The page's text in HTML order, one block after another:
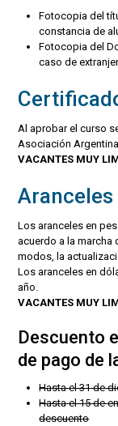
Fotocopia del
constancia de
Fotocopia del
caso de
Al aprobar el curso
Asociación
VACANTES MUY
Aranceles
Los aranceles en
acuerdo a la marcha
modos, la
Los aranceles en
año.
VACANTES MUY
Descuento
de pago de
Hasta el 31 de
Hasta el 15 de
descuento